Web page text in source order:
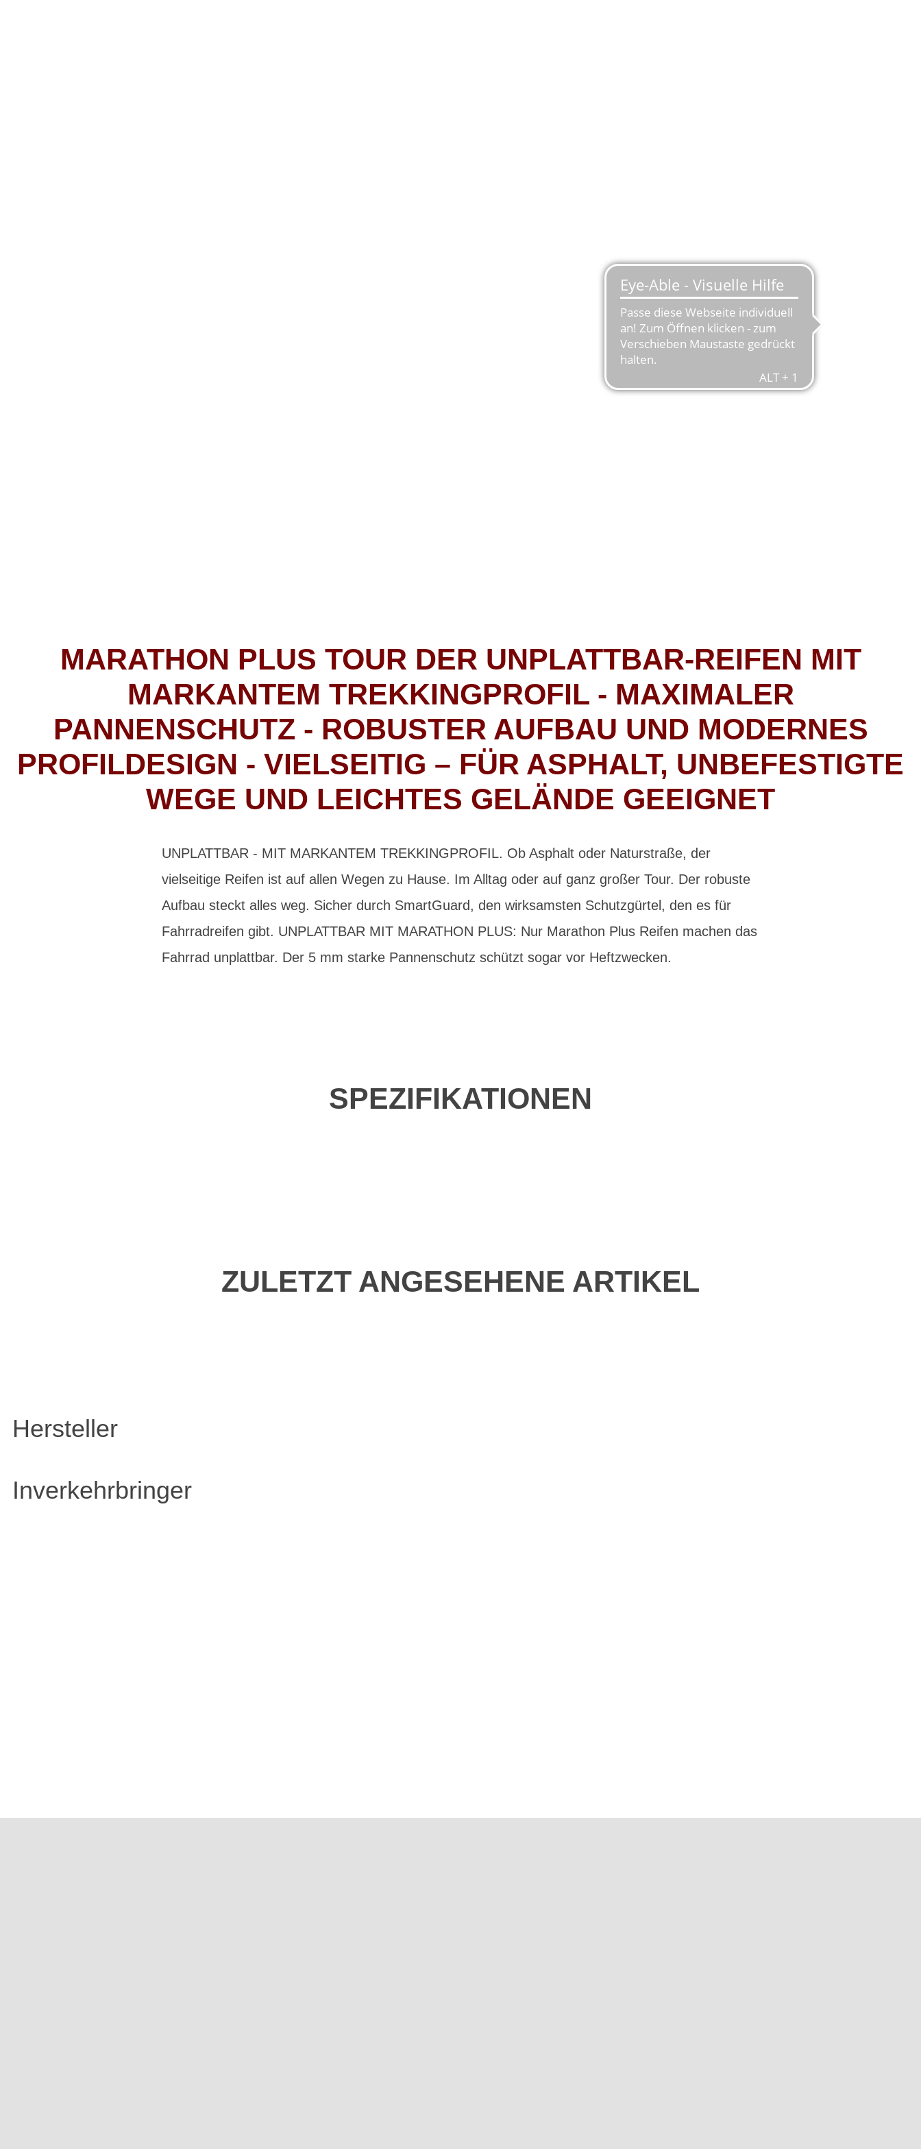
MARATHON PLUS TOUR DER UNPLATTBAR-REIFEN MIT
MARKANTEM TREKKINGPROFIL - MAXIMALER
PANNENSCHUTZ - ROBUSTER AUFBAU UND MODERNES
PROFILDESIGN - VIELSEITIG – FÜR ASPHALT, UNBEFESTIGTE
WEGE UND LEICHTES GELÄNDE GEEIGNET
UNPLATTBAR - MIT MARKANTEM TREKKINGPROFIL. Ob Asphalt oder Naturstraße, der
vielseitige Reifen ist auf allen Wegen zu Hause. Im Alltag oder auf ganz großer Tour. Der robuste
Aufbau steckt alles weg. Sicher durch SmartGuard, den wirksamsten Schutzgürtel, den es für
Fahrradreifen gibt. UNPLATTBAR MIT MARATHON PLUS: Nur Marathon Plus Reifen machen das
Fahrrad unplattbar. Der 5 mm starke Pannenschutz schützt sogar vor Heftzwecken.
SPEZIFIKATIONEN
ZULETZT ANGESEHENE ARTIKEL
Hersteller
Inverkehrbringer